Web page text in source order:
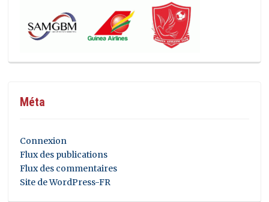
Méta
Connexion
Flux des publications
Flux des commentaires
Site de WordPress-FR